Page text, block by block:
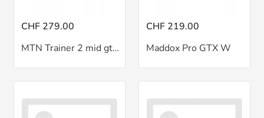
CHF 279.00
MTN Trainer 2 mid gtx W
CHF 219.00
Maddox Pro GTX W